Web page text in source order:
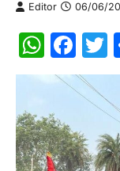
Editor 06/06/